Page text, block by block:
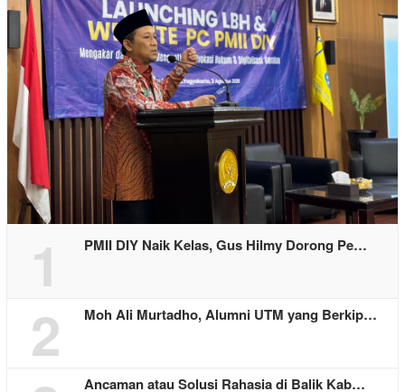
1 PMII DIY Naik Kelas, Gus Hilmy Dorong Pe…
2 Moh Ali Murtadho, Alumni UTM yang Berkip…
Ancaman atau Solusi Rahasia di Balik Kab…